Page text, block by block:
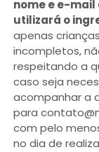
nome e e-
utilizará o
apenas
incompletos,
respeitando a
caso seja
acompanhar a
para
com pelo
no dia de